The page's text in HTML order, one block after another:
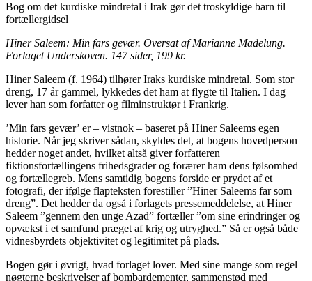
Bog om det kurdiske mindretal i Irak gør det troskyldige barn til
fortællergidsel
Hiner Saleem: Min fars gevær. Oversat af Marianne Madelung.
Forlaget Underskoven. 147 sider, 199 kr.
Hiner Saleem (f. 1964) tilhører Iraks kurdiske mindretal. Som stor
dreng, 17 år gammel, lykkedes det ham at flygte til Italien. I dag
lever han som forfatter og filminstruktør i Frankrig.
’Min fars gevær’ er – vistnok – baseret på Hiner Saleems egen
historie. Når jeg skriver sådan, skyldes det, at bogens hovedperson
hedder noget andet, hvilket altså giver forfatteren
fiktionsfortællingens frihedsgrader og forærer ham dens følsomhed
og fortællegreb. Mens samtidig bogens forside er prydet af et
fotografi, der ifølge flapteksten forestiller ”Hiner Saleems far som
dreng”. Det hedder da også i forlagets pressemeddelelse, at Hiner
Saleem ”gennem den unge Azad” fortæller ”om sine erindringer og
opvækst i et samfund præget af krig og utryghed.” Så er også både
vidnesbyrdets objektivitet og legitimitet på plads.
Bogen gør i øvrigt, hvad forlaget lover. Med sine mange som regel
nøgterne beskrivelser af bombardementer, sammenstød med